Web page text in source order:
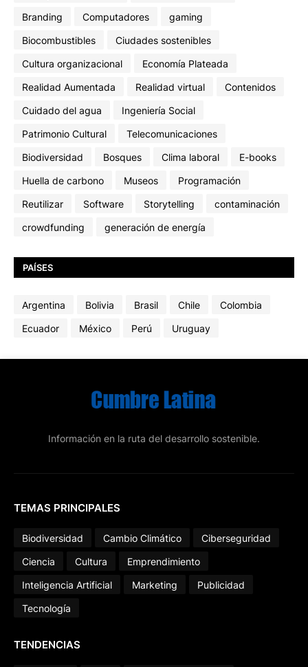
Branding
Computadores
gaming
Biocombustibles
Ciudades sostenibles
Cultura organizacional
Economía Plateada
Realidad Aumentada
Realidad virtual
Contenidos
Cuidado del agua
Ingeniería Social
Patrimonio Cultural
Telecomunicaciones
Biodiversidad
Bosques Clima laboral
E-books
Huella de carbono
Museos
Programación
Reutilizar
Software Storytelling
contaminación
crowdfunding
generación de energía
PAÍSES
Argentina Bolivia Brasil Chile
Colombia
Ecuador
México Perú Uruguay
Información en la ruta del desarrollo sostenible.
TEMAS PRINCIPALES
Biodiversidad Cambio Climático
Ciberseguridad
Ciencia
Cultura
Emprendimiento
Inteligencia Artificial
Marketing
Publicidad
Tecnología
TENDENCIAS